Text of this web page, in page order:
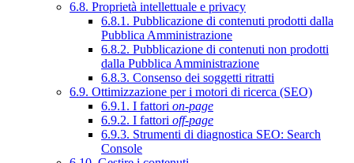
6.8. Proprietà intellettuale e privacy
6.8.1. Pubblicazione di contenuti prodotti dalla
Pubblica Amministrazione
6.8.2. Pubblicazione di contenuti non prodotti
dalla Pubblica Amministrazione
6.8.3. Consenso dei soggetti ritratti
6.9. Ottimizzazione per i motori di ricerca (SEO)
6.9.1. I fattori on-page
6.9.2. I fattori off-page
6.9.3. Strumenti di diagnostica SEO: Search
Console